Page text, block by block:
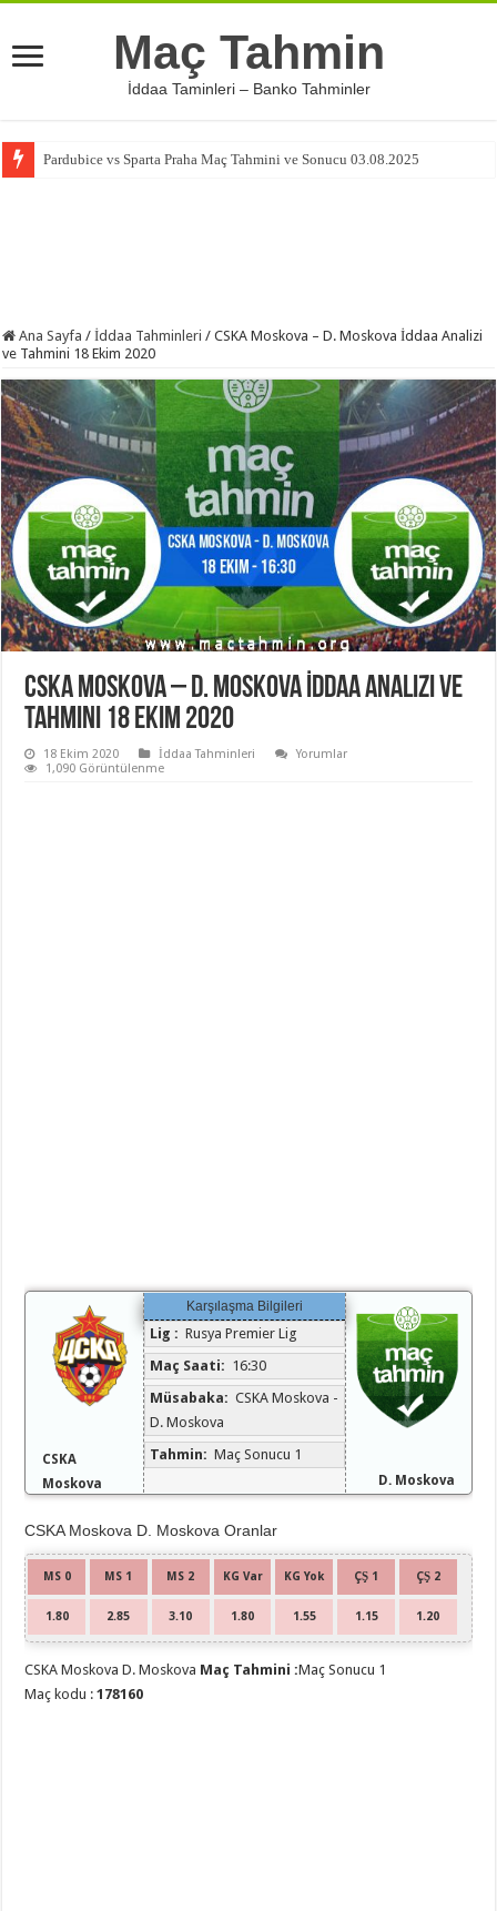
Maç Tahmin
İddaa Taminleri – Banko Tahminler
Pardubice vs Sparta Praha Maç Tahmini ve Sonucu 03.08.2025
Ana Sayfa / İddaa Tahminleri / CSKA Moskova – D. Moskova İddaa Analizi
ve Tahmini 18 Ekim 2020
CSKA Moskova – D. Moskova İddaa Analizi ve
Tahmini 18 Ekim 2020
18 Ekim 2020 İddaa Tahminleri
Yorumlar
1,090 Görüntülenme
CSKA
Moskova
Karşılaşma Bilgileri
Lig : Rusya Premier Lig
Maç Saati: 16:30
Müsabaka: CSKA Moskova -
D. Moskova
Tahmin: Maç Sonucu 1
D. Moskova
CSKA Moskova D. Moskova Oranlar
MS 0 MS 1 MS 2 KG Var KG Yok ÇŞ 1 ÇŞ 2
1.80 2.85 3.10 1.80 1.55 1.15 1.20
CSKA Moskova D. Moskova Maç Tahmini :Maç Sonucu 1
Maç kodu :178160